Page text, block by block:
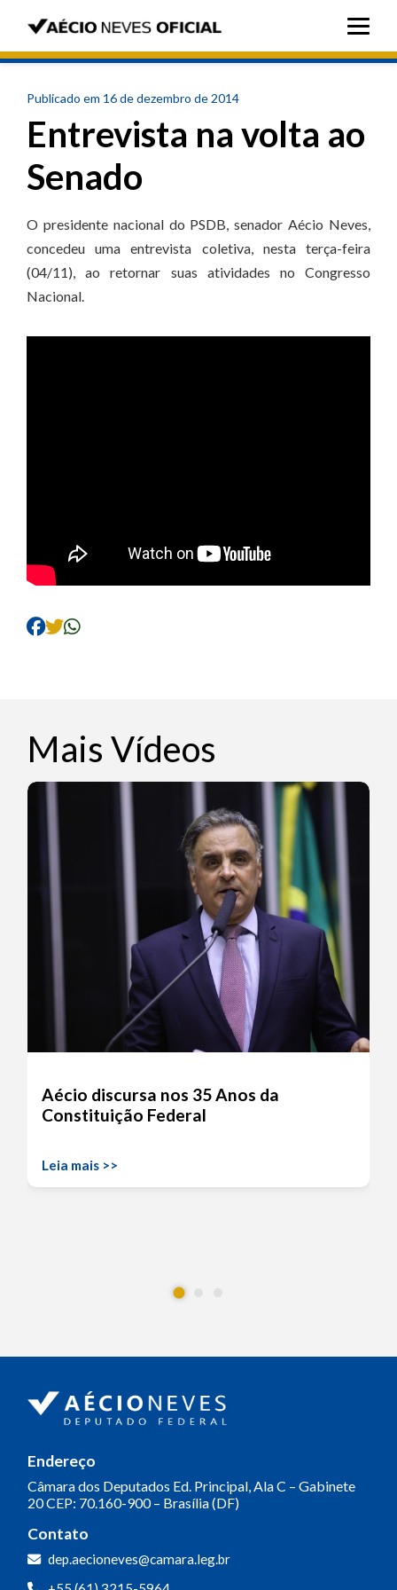
Publicado em 16 de dezembro de 2014
Entrevista na volta ao
Senado
O presidente nacional do PSDB, senador Aécio Neves,
concedeu uma entrevista coletiva, nesta terça-feira
(04/11), ao retornar suas atividades no Congresso
Nacional.
Mais Vídeos
Aécio discursa nos 35 Anos da
Constituição Federal
Leia mais >>
Endereço
Câmara dos Deputados Ed. Principal, Ala C – Gabinete
20CEP: 70.160-900 – Brasília (DF)
Contato
dep.aecioneves@camara.leg.br